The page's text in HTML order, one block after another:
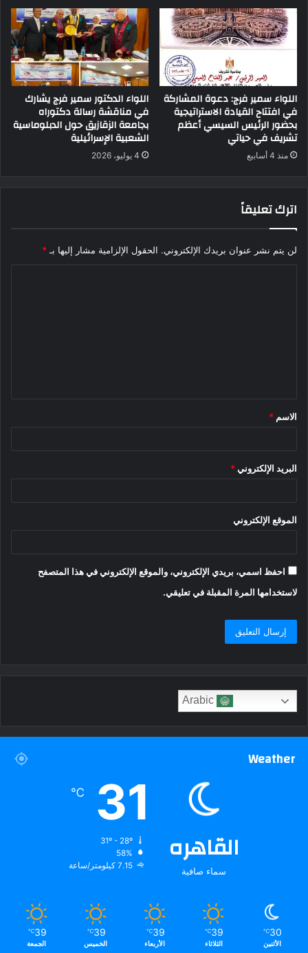
اللواء سمير فرج: دعوة المشاركة
في افتتاح القيادة الاستراتيجية
بحضور الرئيس السيسي أعظم
تشريف في حياتي
منذ 4 أسابيع
اللواء الدكتور سمير فرج يشارك
في مناقشة رسالة دكتوراه
بجامعة الزقازيق حول الدبلوماسية
الشعبية الإسرائيلية
4 يوليو، 2026
اترك تعليقاً
لن يتم نشر عنوان بريدك الإلكتروني. الحقول الإلزامية مشار إليها بـ *
*
الاسم *
البريد الإلكتروني *
الموقع الإلكتروني
احفظ اسمي، بريدي الإلكتروني، والموقع الإلكتروني في هذا المتصفح
لاستخدامها المرة المقبلة في تعليقي.
Weather
القاهره
سماء صافية
31
℃
58%
7.15 كيلومتر/ساعة
30
℃
الأثنين
39
℃
الثلاثاء
39
℃
الأربعاء
39
℃
الخميس
39
℃
الجمعة